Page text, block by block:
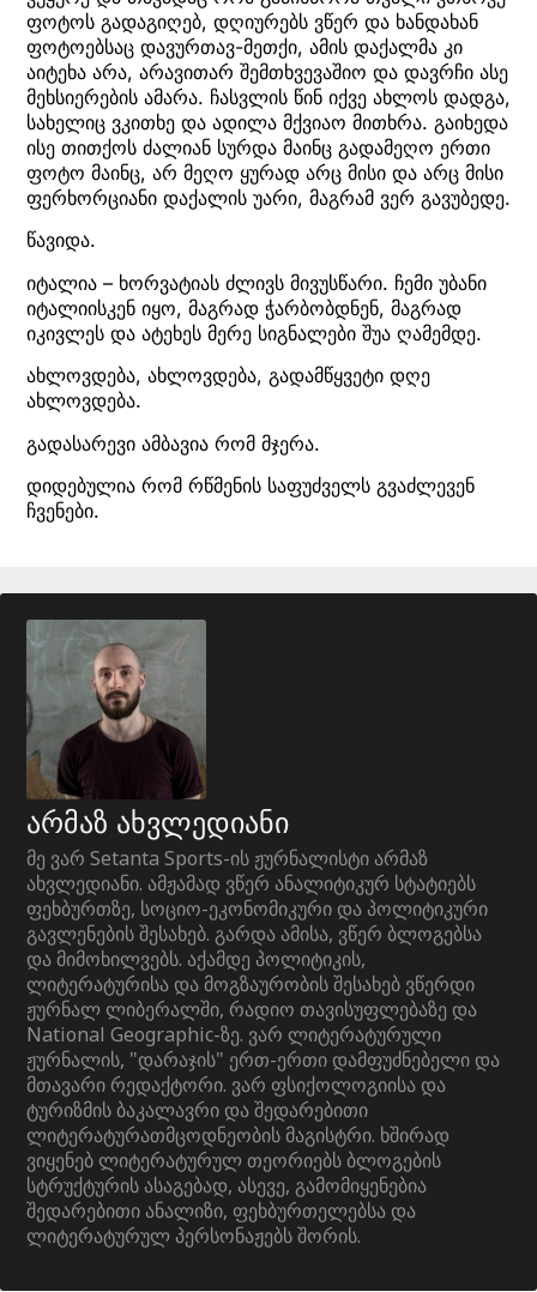
ფოტოს გადაგიღებ, დღიურებს ვწერ და ხანდახან
ფოტოებსაც დავურთავ-მეთქი, ამის დაქალმა კი
აიტეხა არა, არავითარ შემთხვევაშიო და დავრჩი ასე
მეხსიერების ამარა. ჩასვლის წინ იქვე ახლოს დადგა,
სახელიც ვკითხე და ადილა მქვიაო მითხრა. გაიხედა
ისე თითქოს ძალიან სურდა მაინც გადამეღო ერთი
ფოტო მაინც, არ მეღო ყურად არც მისი და არც მისი
ფერხორციანი დაქალის უარი, მაგრამ ვერ გავუბედე.
წავიდა.
იტალია – ხორვატიას ძლივს მივუსწარი. ჩემი უბანი
იტალიისკენ იყო, მაგრად ჭარბობდნენ, მაგრად
იკივლეს და ატეხეს მერე სიგნალები შუა ღამემდე.
ახლოვდება, ახლოვდება, გადამწყვეტი დღე
ახლოვდება.
გადასარევი ამბავია რომ მჯერა.
დიდებულია რომ რწმენის საფუძველს გვაძლევენ
ჩვენები.
არმაზ ახვლედიანი
მე ვარ Setanta Sports-ის ჟურნალისტი არმაზ
ახვლედიანი. ამჟამად ვწერ ანალიტიკურ სტატიებს
ფეხბურთზე, სოციო-ეკონომიკური და პოლიტიკური
გავლენების შესახებ. გარდა ამისა, ვწერ ბლოგებსა
და მიმოხილვებს. აქამდე პოლიტიკის,
ლიტერატურისა და მოგზაურობის შესახებ ვწერდი
ჟურნალ ლიბერალში, რადიო თავისუფლებაზე და
National Geographic-ზე. ვარ ლიტერატურული
ჟურნალის, "დარაჯის" ერთ-ერთი დამფუძნებელი და
მთავარი რედაქტორი. ვარ ფსიქოლოგიისა და
ტურიზმის ბაკალავრი და შედარებითი
ლიტერატურათმცოდნეობის მაგისტრი. ხშირად
ვიყენებ ლიტერატურულ თეორიებს ბლოგების
სტრუქტურის ასაგებად, ასევე, გამომიყენებია
შედარებითი ანალიზი, ფეხბურთელებსა და
ლიტერატურულ პერსონაჟებს შორის.